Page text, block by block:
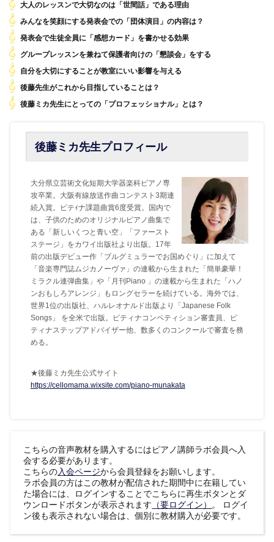
大人のレッスンで大切なのは「世間話」である理由
みんなを笑顔にする発表会での「団体演目」の内容は？
発表会で生徒全員に「感想カード」を書かせる効果
グループレッスンを兼ねて保護者向けの「懇談会」をする
自分を大切にすることが教室にいい影響を与える
後藤先生がこれから目指していることは？
後藤ミカ先生にとっての「プロフェッショナル」とは？
後藤ミカ先生プロフィール
大分県立芸術文化短期大学器楽科ピアノ専
攻卒業。大阪有線放送作曲コンテスト3期連
続入賞。ピテｨナ課題曲賞6度受賞。国内で
は、子供のためのオリジナルピアノ曲集で
ある「新しいくつと青い空」「ファースト
ステージ」をカワイ出版社より出版。17年
前の出版デビュー作「ブルグミュラーでお国めぐり」に加えて
「音楽専門誌ムジカノーヴァ」の連載から生まれた「簡単豪華！
ミラクル連弾曲集」や「月刊Piano 」の連載から生まれた「ハノ
ンおもしろアレンジ」もロングセラーを続けている。海外では、
世界1位の出版社、ハルレオナルド出版より「Japanese Folk
Songs」 を全米で出版。ピティナコンペティション審査員、ピ
ティナステップアドバイザー他、数多くのコンクールで審査を務
める。
★後藤ミカ先生公式サイト
https://cellomama.wixsite.com/piano-munakata
こちらの音声教材を購入するにはピアノ講師ラボ会員へ入
会する必要があります。
こちらの入会ページから会員登録をお願いします。
ラボ会員の方はこの教材が配信された期間中に在籍してい
た場合には、ログインすることでこちらに再生ボタンとダ
ウンロードボタンが表示されます （要ログイン） 。 ログイ
ン後も表示されない場合は、個別に教材購入が必要です。